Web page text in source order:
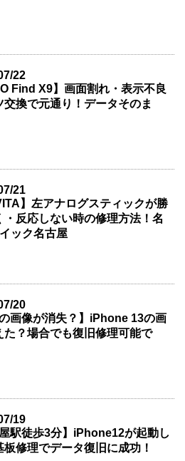
22
Find X9】画面割れ・表示不良
交換で元通り！データそのま
21
】左アナログスティックが勝
・反応しない時の修理方法！名
ック名古屋
20
の画像が消失？】iPhone 13の画
た？場合でも復旧修理可能で
19
屋駅徒歩3分】iPhone12が起動し
修理でデータ復旧に成功！